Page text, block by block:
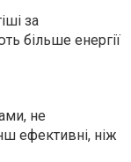
за
більше енергії
не
ефективні, ніж